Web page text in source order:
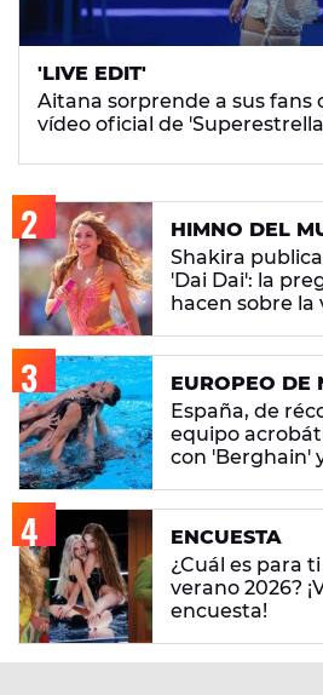
'LIVE EDIT'
Aitana sorprende a sus fans
vídeo oficial de
HIMNO DEL
Shakira
'Dai Dai': la
hacen sobre la
EUROPEO DE
España, de
equipo
con 'Berghain'
ENCUESTA
¿Cuál es para
verano 2026?
encuesta!